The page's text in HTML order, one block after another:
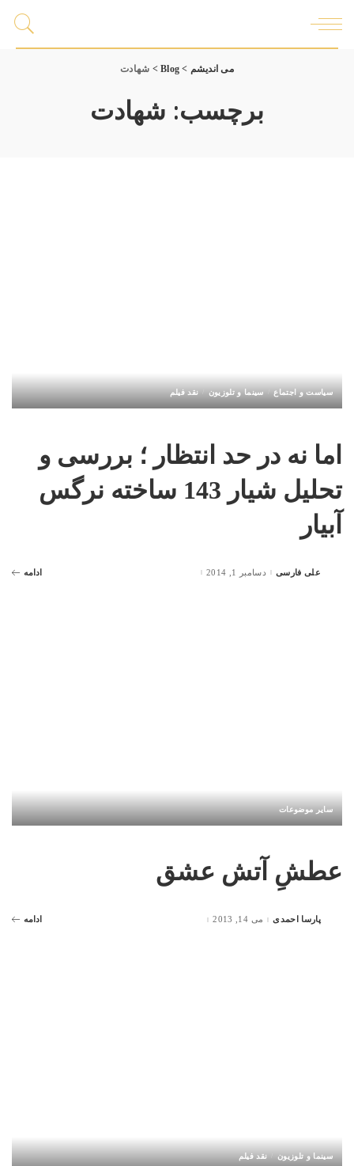
می اندیشم >
Blog
> شهادت
برچسب: شهادت
سیاست و اجتماع سینما و تلوزیون نقد فیلم
اما نه در حد انتظار ؛ بررسی و
تحلیل شیار 143 ساخته نرگس
آبیار
Postedعلی فارسی دسامبر 1, 2014 ادامه
سایر موضوعات
عطشِ آتش عشق
Postedپارسا احمدی می 14, 2013 ادامه
سینما و تلوزیون نقد فیلم